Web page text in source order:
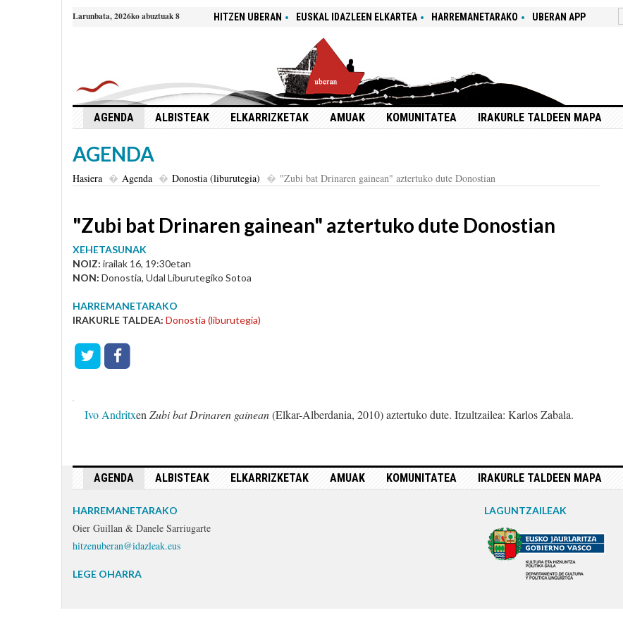
Larunbata, 2026ko abuztuak 8 HITZEN UBERAN EUSKAL IDAZLEEN ELKARTEA HARREMANETARAKO UBERAN APP
AGENDA ALBISTEAK ELKARRIZKETAK AMUAK KOMUNITATEA IRAKURLE TALDEEN MAPA
AGENDA
Hasiera Agenda Donostia (liburutegia) "Zubi bat Drinaren gainean" aztertuko dute Donostian
"Zubi bat Drinaren gainean" aztertuko dute Donostian
XEHETASUNAK
NOIZ: irailak 16, 19:30etan
NON: Donostia, Udal Liburutegiko Sotoa
HARREMANETARAKO
IRAKURLE TALDEA: Donostia (liburutegia)
Ivo Andritxen Zubi bat Drinaren gainean(Elkar-Alberdania, 2010) aztertuko dute. Itzultzailea: Karlos Zabala.
AGENDA ALBISTEAK ELKARRIZKETAK AMUAK KOMUNITATEA IRAKURLE TALDEEN MAPA
HARREMANETARAKO
Oier Guillan & Danele Sarriugarte
hitzenuberan@idazleak.eus
LEGE OHARRA
LAGUNTZAILEAK